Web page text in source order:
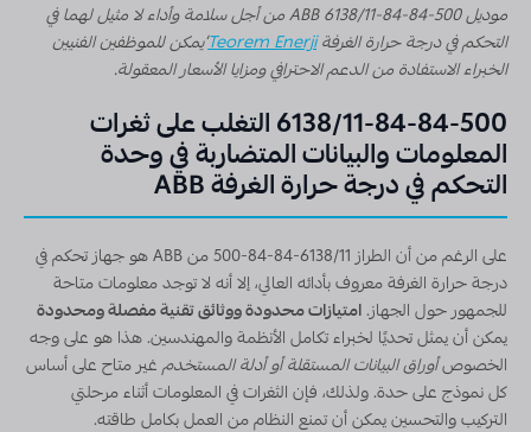
موديل ABB 6138/11-84-84-500 من أجل سلامة وأداء لا مثيل لهما في
التحكم في درجة حرارة الغرفةTeorem Enerji‘يمكن للموظفين الفنيين
الخبراء الاستفادة من الدعم الاحترافي ومزايا الأسعار المعقولة.
6138/11-84-84-500 التغلب على ثغرات
المعلومات والبيانات المتضاربة في وحدة
التحكم في درجة حرارة الغرفة ABB
على الرغم من أن الطراز 6138/11-84-84-500 من ABB هو جهاز تحكم في
درجة حرارة الغرفة معروف بأدائه العالي، إلا أنه لا توجد معلومات متاحة
للجمهور حول الجهاز. امتيازات محدودة ووثائق تقنية مفصلة ومحدودة
يمكن أن يمثل تحديًا لخبراء تكامل الأنظمة والمهندسين. هذا هو على وجه
الخصوصأوراق البيانات المستقلة أو أدلة المستخدمغير متاح على أساس
كل نموذج على حدة. ولذلك، فإن الثغرات في المعلومات أثناء مرحلتي
التركيب والتحسين يمكن أن تمنع النظام من العمل بكامل طاقته.